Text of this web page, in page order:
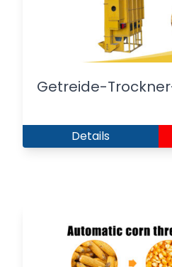
Getreide-
Details